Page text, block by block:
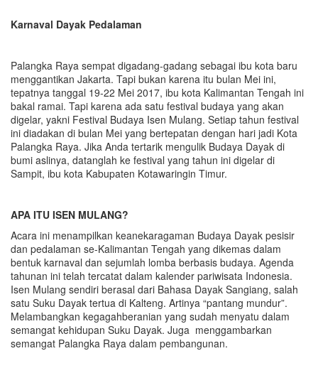
Karnaval Dayak Pedalaman
Palangka Raya sempat digadang-gadang sebagai ibu kota baru
menggantikan Jakarta. Tapi bukan karena itu bulan Mei ini,
tepatnya tanggal 19-22 Mei 2017, ibu kota Kalimantan Tengah ini
bakal ramai. Tapi karena ada satu festival budaya yang akan
digelar, yakni Festival Budaya Isen Mulang. Setiap tahun festival
ini diadakan di bulan Mei yang bertepatan dengan hari jadi Kota
Palangka Raya. Jika Anda tertarik mengulik Budaya Dayak di
bumi aslinya, datanglah ke festival yang tahun ini digelar di
Sampit, ibu kota Kabupaten Kotawaringin Timur.
APA ITU ISEN MULANG?
Acara ini menampilkan keanekaragaman Budaya Dayak pesisir
dan pedalaman se-Kalimantan Tengah yang dikemas dalam
bentuk karnaval dan sejumlah lomba berbasis budaya. Agenda
tahunan ini telah tercatat dalam kalender pariwisata Indonesia.
Isen Mulang sendiri berasal dari Bahasa Dayak Sangiang, salah
satu Suku Dayak tertua di Kalteng. Artinya “pantang mundur”.
Melambangkan kegagahberanian yang sudah menyatu dalam
semangat kehidupan Suku Dayak. Juga menggambarkan
semangat Palangka Raya dalam pembangunan.